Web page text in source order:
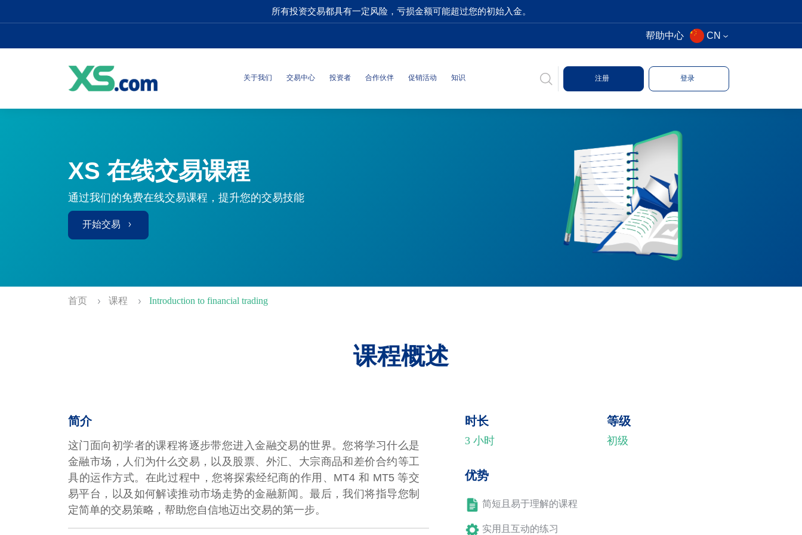
所有投资交易都具有一定风险，亏损金额可能超过您的初始入金。
帮助中心 CN
关于我们 交易中心 投资者 合作伙伴 促销活动 知识 注册 登录
XS 在线交易课程
通过我们的免费在线交易课程，提升您的交易技能
开始交易
首页 课程 Introduction to financial trading
课程概述
简介
这门面向初学者的课程将逐步带您进入金融交易的世界。您将学习什么是
金融市场，人们为什么交易，以及股票、外汇、大宗商品和差价合约等工
具的运作方式。在此过程中，您将探索经纪商的作用、MT4 和 MT5 等交
易平台，以及如何解读推动市场走势的金融新闻。最后，我们将指导您制
定简单的交易策略，帮助您自信地迈出交易的第一步。
时长
3 小时
等级
初级
优势
简短且易于理解的课程
实用且互动的练习